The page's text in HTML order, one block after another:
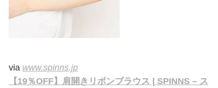
via www.spinns.jp
【19％OFF】肩開きリボンブラウス | SPINNS – ス